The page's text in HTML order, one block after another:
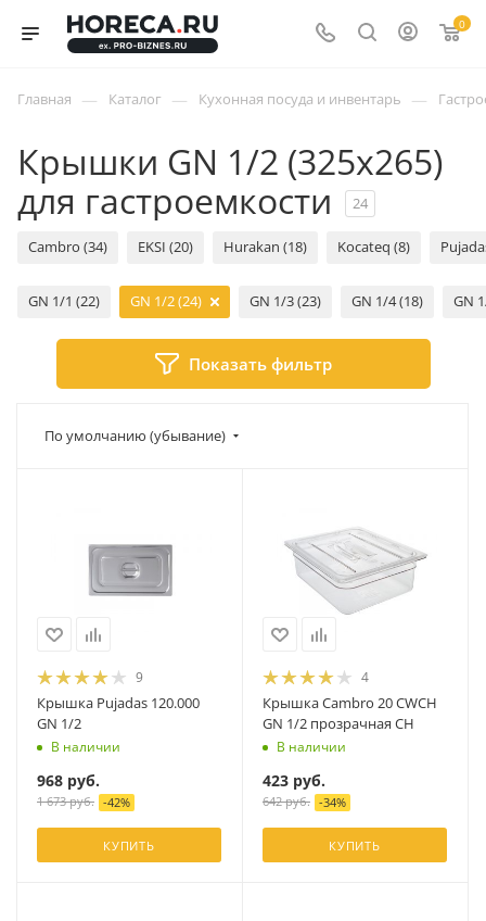
0
Главная — Каталог — Кухонная посуда и инвентарь —
Крышки GN 1/2 (325x265)
для гастроемкости
24
Cambro (34) EKSI (20) Hurakan (18) Kocateq (8)
GN 1/1 (22) GN 1/2 (24) GN 1/3 (23) GN 1/4 (18) GN
Показать фильтр
По умолчанию (убывание)
9
Крышка Pujadas 120.000
GN 1/2
В наличии
968 руб.
1 673руб. -42%
КУПИТЬ
4
Крышка Cambro 20 CWCH
GN 1/2 прозрачная CH
В наличии
423 руб.
642руб. -34%
КУПИТЬ